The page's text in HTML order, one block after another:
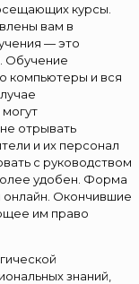
курсы.
вам в
— это
Обучение
компьютеры и вся
отрывать
и их персонал
с руководством
удобен. Форма
онлайн. Окончившие
им право
знаний,